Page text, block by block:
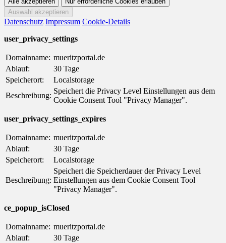
Datenschutz Impressum Cookie-Details
user_privacy_settings
Domainname: mueritzportal.de
Ablauf:
30 Tage
Speicherort:
Localstorage
Beschreibung:
Speichert die Privacy Level Einstellungen aus dem
Cookie Consent Tool "Privacy Manager".
user_privacy_settings_expires
Domainname: mueritzportal.de
Ablauf:
30 Tage
Speicherort:
Localstorage
Beschreibung:
Speichert die Speicherdauer der Privacy Level
Einstellungen aus dem Cookie Consent Tool
"Privacy Manager".
ce_popup_isClosed
Domainname: mueritzportal.de
Ablauf:
30 Tage